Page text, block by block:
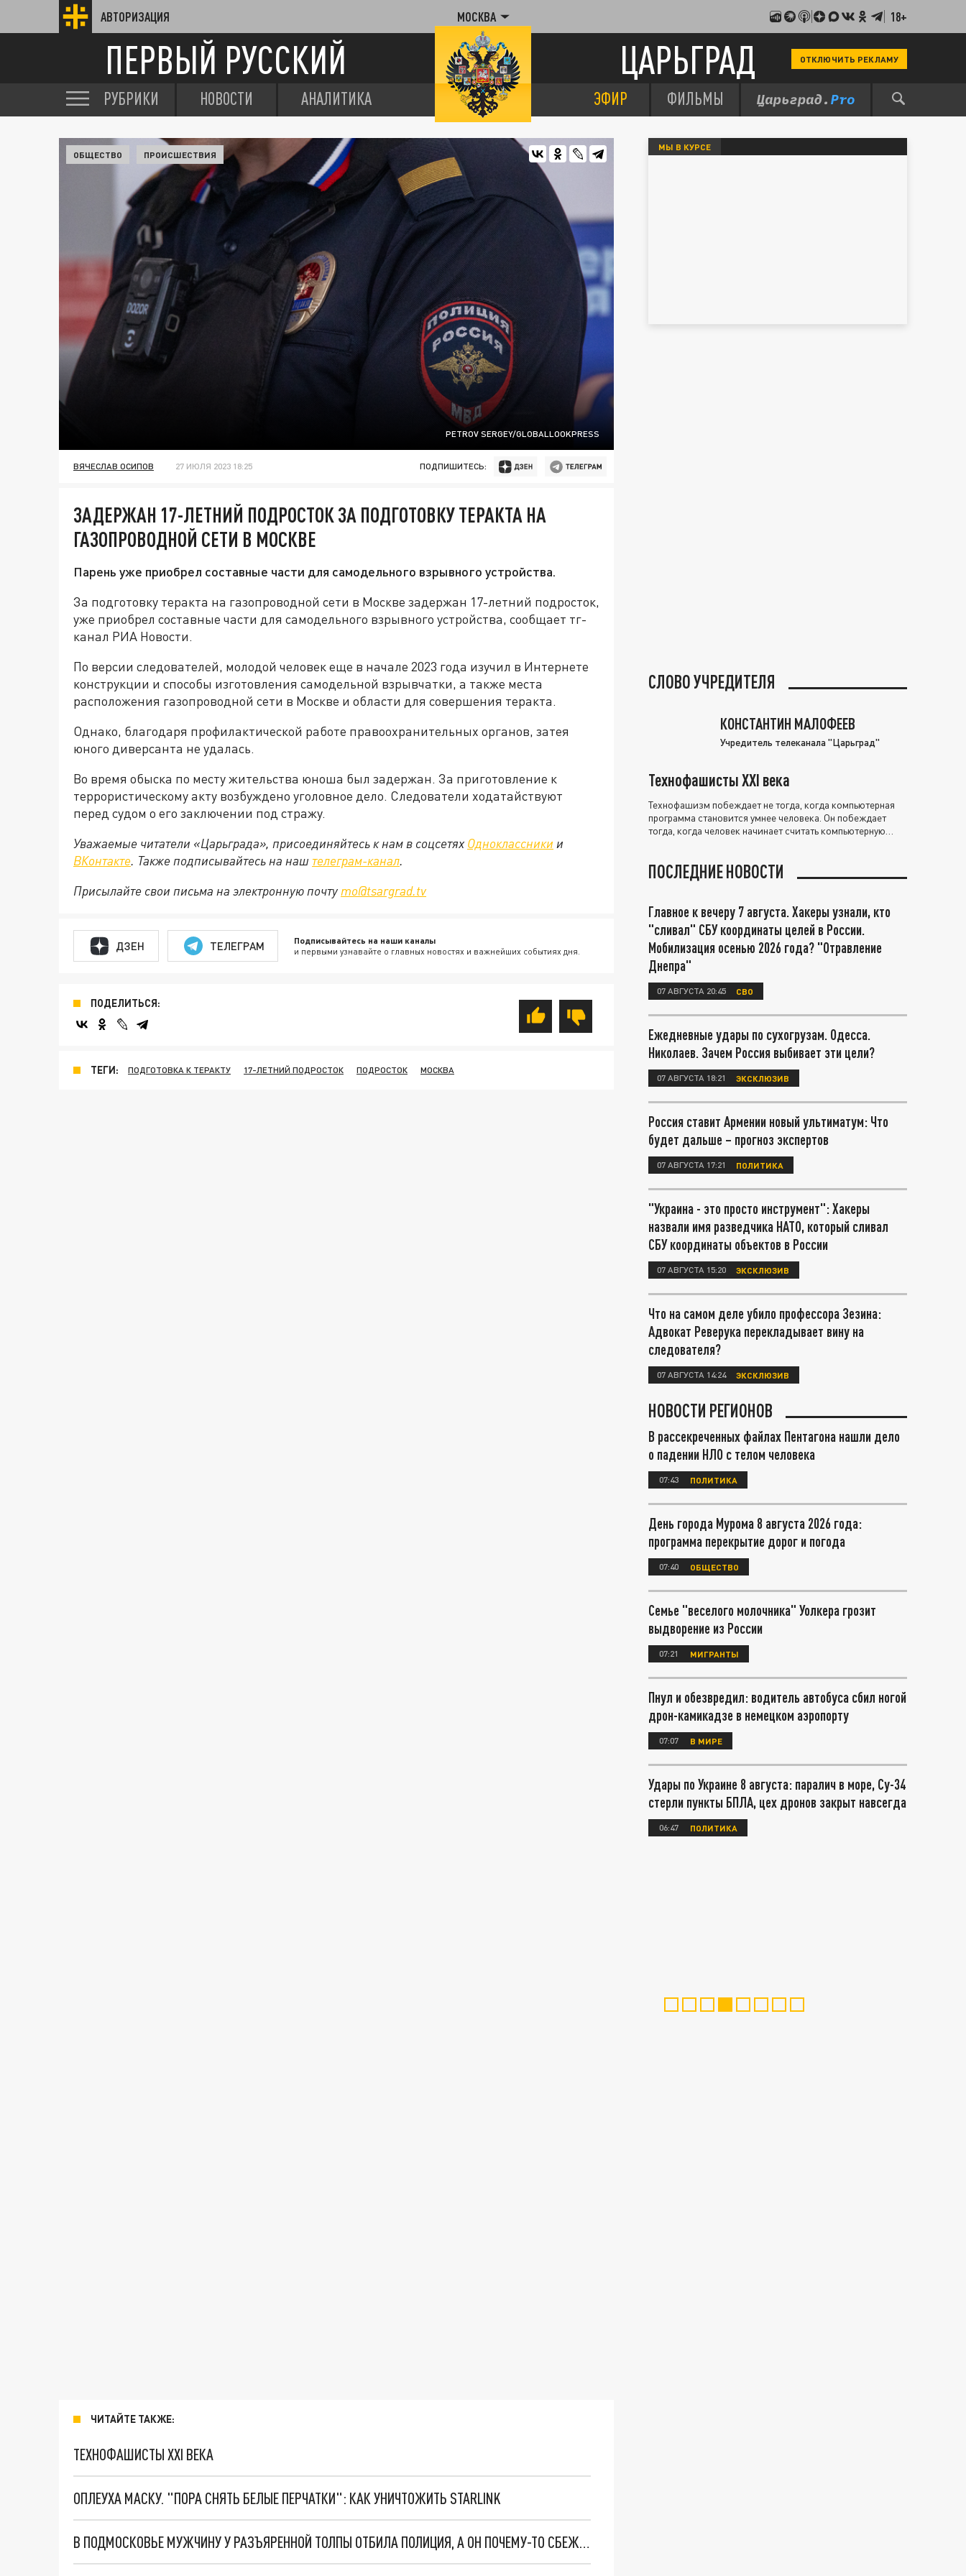
АВТОРИЗАЦИЯ МОСКВА 18+
ПЕРВЫЙ РУССКИЙ ЦАРЬГРАД ОТКЛЮЧИТЬ РЕКЛАМУ
РУБРИКИ НОВОСТИ АНАЛИТИКА ЭФИР ФИЛЬМЫ
PETROV SERGEY/GLOBALLOOKPRESS
ОБЩЕСТВО ПРОИСШЕСТВИЯ
ВЯЧЕСЛАВ ОСИПОВ 27 ИЮЛЯ 2023 18:25 ПОДПИШИТЕСЬ:
ЗАДЕРЖАН 17-ЛЕТНИЙ ПОДРОСТОК ЗА ПОДГОТОВКУ ТЕРАКТА НА
ГАЗОПРОВОДНОЙ СЕТИ В МОСКВЕ
Парень уже приобрел составные части для самодельного взрывного устройства.
За подготовку теракта на газопроводной сети в Москве задержан 17-летний подросток,
уже приобрел составные части для самодельного взрывного устройства, сообщает тг-
канал РИА Новости.
По версии следователей, молодой человек еще в начале 2023 года изучил в Интернете
конструкции и способы изготовления самодельной взрывчатки, а также места
расположения газопроводной сети в Москве и области для совершения теракта.
Однако, благодаря профилактической работе правоохранительных органов, затея
юного диверсанта не удалась.
Во время обыска по месту жительства юноша был задержан. За приготовление к
террористическому акту возбуждено уголовное дело. Следователи ходатайствуют
перед судом о его заключении под стражу.
Уважаемые читатели «Царьграда», присоединяйтесь к нам в соцсетях Одноклассники и
ВКонтакте. Также подписывайтесь на наш телеграм-канал.
Присылайте свои письма на электронную почту mo@tsargrad.tv
ДЗЕН ТЕЛЕГРАМ Подписывайтесь на наши каналы
и первыми узнавайте о главных новостях и важнейших событиях дня.
ПОДЕЛИТЬСЯ:
ТЕГИ: ПОДГОТОВКА К ТЕРАКТУ 17-ЛЕТНИЙ ПОДРОСТОК ПОДРОСТОК МОСКВА
ЧИТАЙТЕ ТАКЖЕ:
ТЕХНОФАШИСТЫ XXI ВЕКА
ОПЛЕУХА МАСКУ. "ПОРА СНЯТЬ БЕЛЫЕ ПЕРЧАТКИ": КАК УНИЧТОЖИТЬ STARLINK
В ПОДМОСКОВЬЕ МУЖЧИНУ У РАЗЪЯРЕННОЙ ТОЛПЫ ОТБИЛА ПОЛИЦИЯ, А ОН ПОЧЕМУ-ТО СБЕЖАЛ
МЫ В КУРСЕ
СЛОВО УЧРЕДИТЕЛЯ
КОНСТАНТИН МАЛОФЕЕВ
Учредитель телеканала "Царьград"
Технофашисты XXI века
Технофашизм побеждает не тогда, когда компьютерная
программа становится умнее человека. Он побеждает
тогда, когда человек начинает считать компьютерную
ПОСЛЕДНИЕ НОВОСТИ
Главное к вечеру 7 августа. Хакеры узнали, кто
"сливал" СБУ координаты целей в России.
Мобилизация осенью 2026 года? "Отравление
Днепра"
07 АВГУСТА 20:45 СВО
Ежедневные удары по сухогрузам. Одесса.
Николаев. Зачем Россия выбивает эти цели?
07 АВГУСТА 18:21 ЭКСКЛЮЗИВ
Россия ставит Армении новый ультиматум: Что
будет дальше – прогноз экспертов
07 АВГУСТА 17:21 ПОЛИТИКА
"Украина - это просто инструмент": Хакеры
назвали имя разведчика НАТО, который сливал
СБУ координаты объектов в России
07 АВГУСТА 15:20 ЭКСКЛЮЗИВ
Что на самом деле убило профессора Зезина:
Адвокат Реверука перекладывает вину на
следователя?
07 АВГУСТА 14:24 ЭКСКЛЮЗИВ
НОВОСТИ РЕГИОНОВ
В рассекреченных файлах Пентагона нашли дело
о падении НЛО с телом человека
07:43 ПОЛИТИКА
День города Мурома 8 августа 2026 года:
программа перекрытие дорог и погода
07:40 ОБЩЕСТВО
Семье "веселого молочника" Уолкера грозит
выдворение из России
07:21 МИГРАНТЫ
Пнул и обезвредил: водитель автобуса сбил ногой
дрон-камикадзе в немецком аэропорту
07:07 В МИРЕ
Удары по Украине 8 августа: паралич в море, Су-34
стерли пункты БПЛА, цех дронов закрыт навсегда
06:47 ПОЛИТИКА